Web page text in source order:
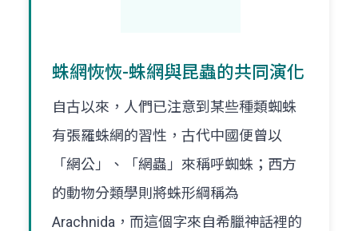
蛛網恢恢-蛛網與昆蟲的共同演化
自古以來，人們已注意到某些種類蜘蛛
有張羅蛛網的習性，古代中國便曾以
「網公」、「網蟲」來稱呼蜘蛛；西方
的動物分類學則將蛛形綱稱為
Arachnida，而這個字來自希臘神話裡的